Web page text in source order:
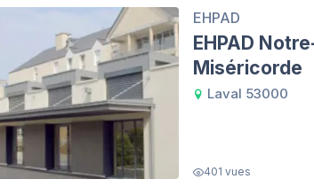
EHPAD
EHPAD
Miséricorde
Laval 53000
401 vues